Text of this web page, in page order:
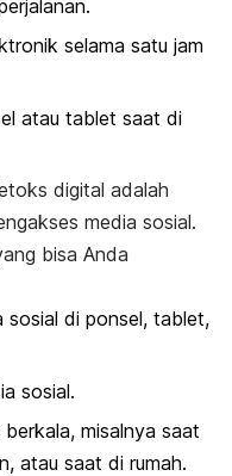
selama satu jam
atau tablet saat di
digital adalah
media sosial.
bisa Anda
sosial di ponsel, tablet,
sosial.
misalnya saat
atau saat di rumah.